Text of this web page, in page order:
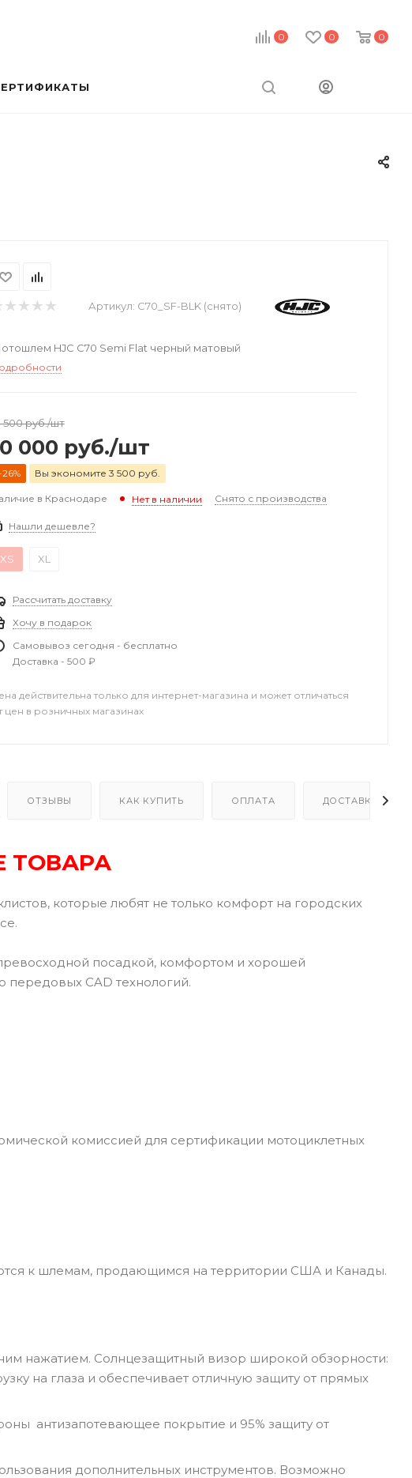
0 0 0
Артикул: C70_SF-BLK (снято)
HJC C70 Semi Flat черный матовый
500руб./шт
000 руб./шт
Вы экономите 3 500 руб.
в Краснодаре Нет в наличии Снято с производства
Нашли дешевле?
XS XL
Рассчитать доставку
Хочу в подарок
Самовывоз сегодня - бесплатно
Доставка - 500 ₽
действительна только для интернет-магазина и может отличаться
цен в розничных магазинах
ОТЗЫВЫ КАК КУПИТЬ ОПЛАТА ДОСТАВКА
ТОВАРА
которые любят не только комфорт на городских
посадкой, комфортом и хорошей
передовых CAD технологий.
комиссией для сертификации мотоциклетных
к шлемам, продающимся на территории США и Канады.
нажатием. Солнцезащитный визор широкой обзорности:
на глаза и обеспечивает отличную защиту от прямых
антизапотевающее покрытие и 95% защиту от
дополнительных инструментов. Возможно